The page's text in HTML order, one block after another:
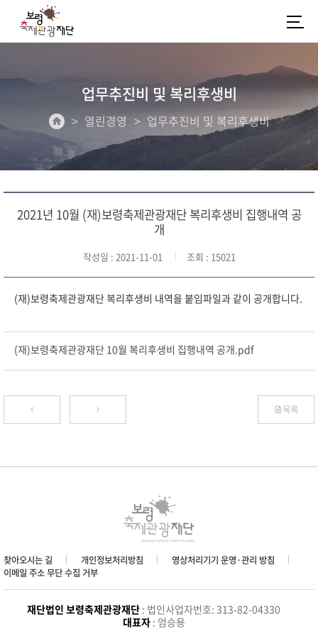
업무추진비 및 복리후생비
열린경영 업무추진비 및 복리후생비
2021년 10월 (재)보령축제관광재단 복리후생비 집행내역 공
개
작성일 : 2021-11-01 조회 : 15021
(재)보령축제관광재단 복리후생비 내역을 붙임파일과 같이 공개합니다.
(재)보령축제관광재단 10월 복리후생비 집행내역 공개.pdf
목록
찾아오시는 길 개인정보처리방침
영상처리기기 운영·관리 방침
이메일 주소 무단 수집 거부
재단법인 보령축제관광재단 : 법인사업자번호: 313-82-04330
대표자: 엄승용